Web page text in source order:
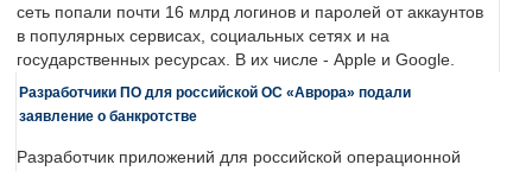
сеть попали почти 16 млрд логинов и паролей от аккаунтов
в популярных сервисах, социальных сетях и на
государственных ресурсах. В их числе - Apple и Google.
Разработчики ПО для российской ОС «Аврора» подали
заявление о банкротстве
Разработчик приложений для российской операционной